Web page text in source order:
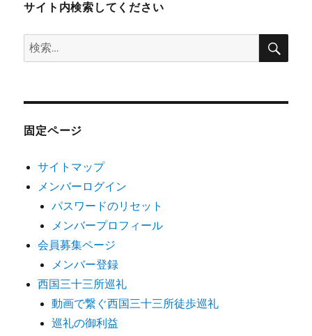
サイト内検索してください
検
索:
検
固定ページ
サイトマップ
メンバーログイン
パスワードのリセット
メンバープロフィール
会員募集ページ
メンバー登録
西国三十三所巡礼
動画で繋ぐ西国三十三所徒歩巡礼
巡礼の御利益